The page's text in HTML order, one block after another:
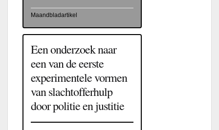
Maandbladartikel
Een onderzoek naar
een van de eerste
experimentele vormen
van slachtofferhulp
door politie en justitie